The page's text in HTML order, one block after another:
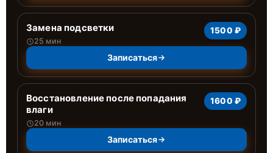
Замена подсветки
25 мин
1500 ₽
Записаться
Восстановление после попадания
влаги
20 мин
1600 ₽
Записаться